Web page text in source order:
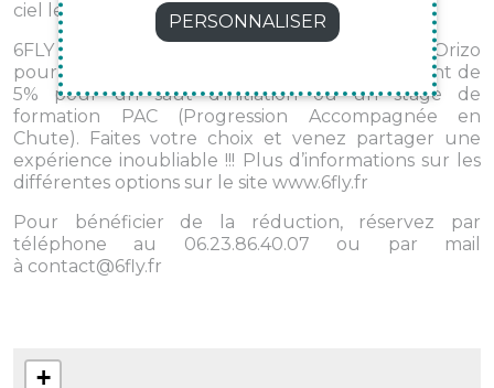
ciel le plus bel endroit de la Terre!!!
6FLY offre 10% de réduction à tous les abonnés Orizo
pour un saut en tandem.
Bénéficiez également de
5% pour un saut d’initiation ou un stage de
formation PAC (Progression Accompagnée en
Chute). Faites votre choix et venez partager une
expérience inoubliable !!! Plus d’informations sur les
différentes options sur le site www.6fly.fr
Pour bénéficier de la réduction, réservez par
téléphone au 06.23.86.40.07 ou par mail
à contact@6fly.fr
+
PERSONNALISER